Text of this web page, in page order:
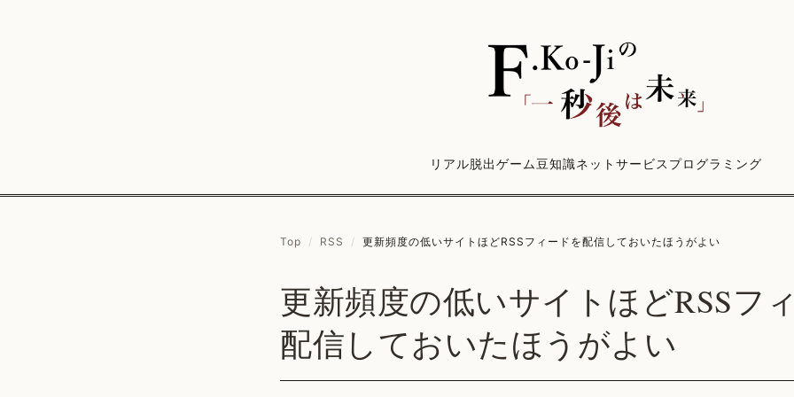
リアル脱出ゲーム豆知識ネットサービス プログラミング
Top / RSS / 更新頻度の低いサイトほどRSSフィードを配信しておいたほうがよい
更新頻度の低いサイトほどRSSフ
配信しておいたほうがよい